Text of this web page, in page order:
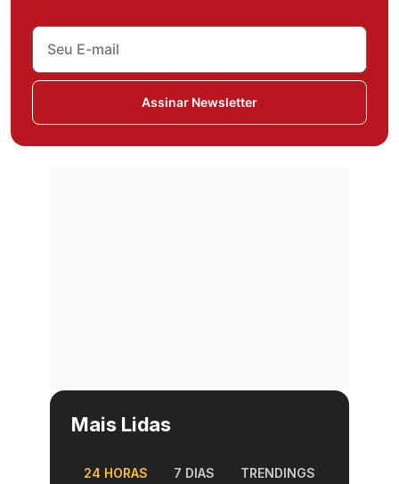
Assinar Newsletter
Mais Lidas
24 HORAS 7 DIAS TRENDINGS